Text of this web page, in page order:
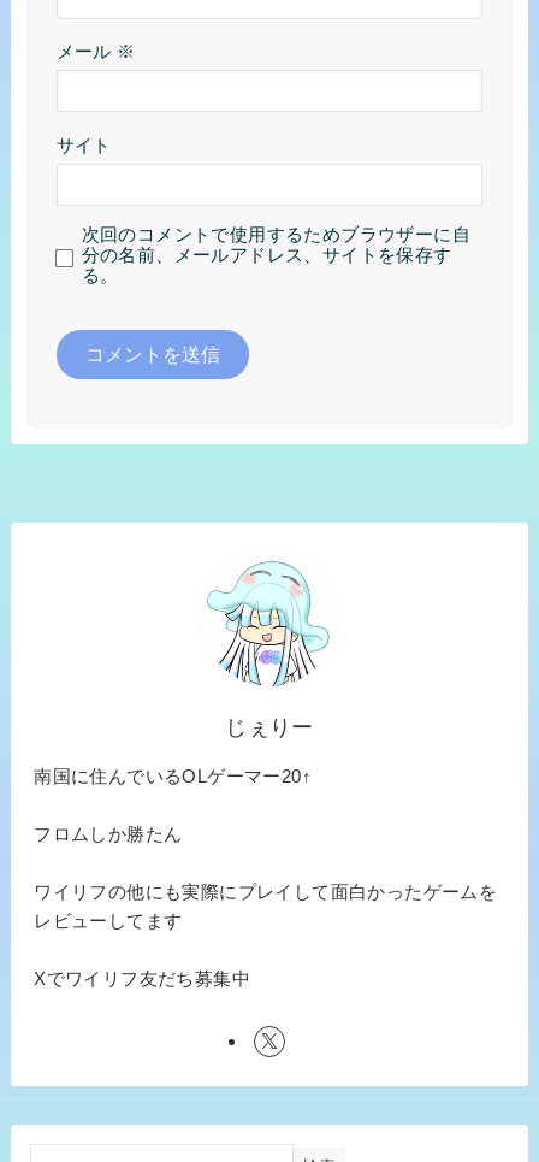
メール ※
サイト
次回のコメントで使用するためブラウザーに自
分の名前、メールアドレス、サイトを保存す
る。
じぇりー
南国に住んでいるOLゲーマー20↑
フロムしか勝たん
ワイリフの他にも実際にプレイして面白かったゲームを
レビューしてます
Xでワイリフ友だち募集中